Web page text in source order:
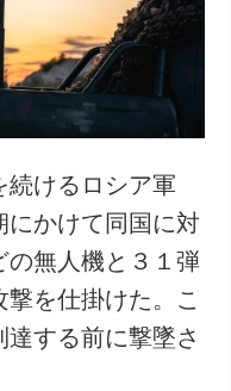
続けるロシア軍
にかけて同国に対
の無人機と３１弾
を仕掛けた。こ
する前に撃墜さ